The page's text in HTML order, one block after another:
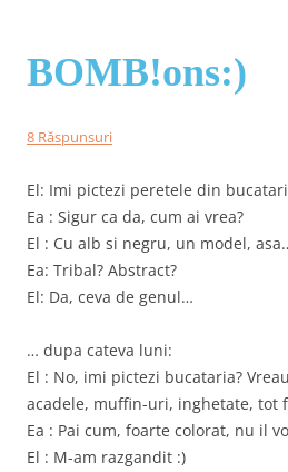
BOMB!ons:)
8 Răspunsuri
El: Imi pictezi peretele din
Ea : Sigur ca da, cum ai vrea?
El : Cu alb si negru, un model,
Ea: Tribal? Abstract?
El: Da, ceva de genul…
… dupa cateva luni:
El : No, imi pictezi bucataria?
acadele, muffin-uri, inghetate, tot
Ea : Pai cum, foarte colorat, nu il
El : M-am razgandit :)